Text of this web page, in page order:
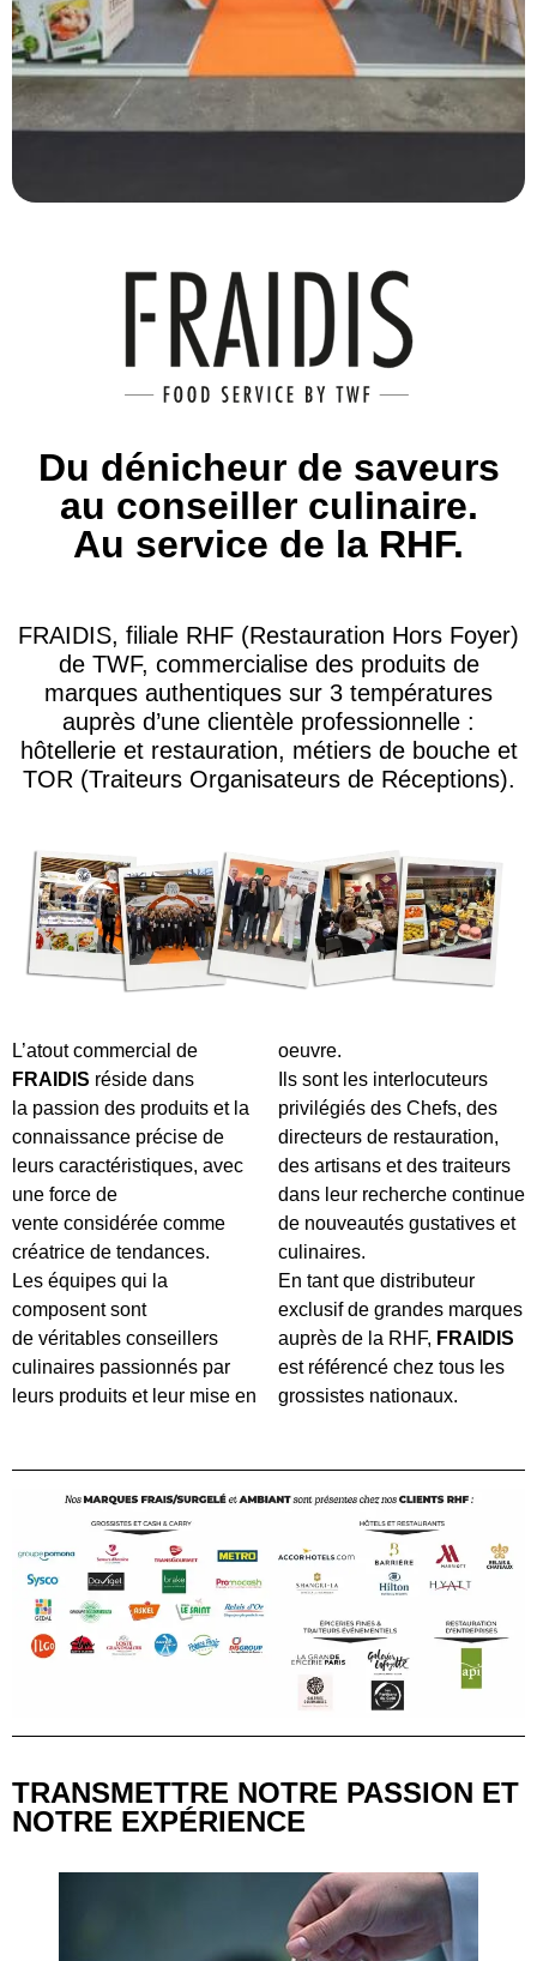
Du dénicheur de saveurs
au conseiller culinaire.
Au service de la RHF.
FRAIDIS, filiale RHF (Restauration Hors Foyer)
de TWF, commercialise des produits de
marques authentiques sur 3 températures
auprès d’une clientèle professionnelle :
hôtellerie et restauration, métiers de bouche et
TOR (Traiteurs Organisateurs de Réceptions).
L’atout commercial de
FRAIDIS réside dans
la passion des produits et la
connaissance précise de
leurs caractéristiques, avec
une force de
vente considérée comme
créatrice de tendances.
Les équipes qui la
composent sont
de véritables conseillers
culinaires passionnés par
leurs produits et leur mise en
oeuvre.
Ils sont les interlocuteurs
privilégiés des Chefs, des
directeurs de restauration,
des artisans et des traiteurs
dans leur recherche continue
de nouveautés gustatives et
culinaires.
En tant que distributeur
exclusif de grandes marques
auprès de la RHF, FRAIDIS
est référencé chez tous les
grossistes nationaux.
TRANSMETTRE NOTRE PASSION ET
NOTRE EXPÉRIENCE